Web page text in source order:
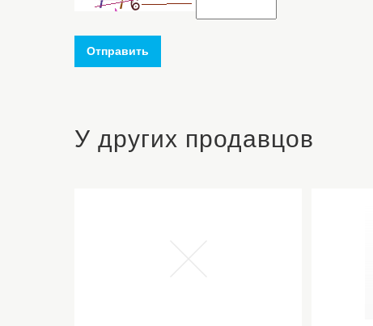
Отправить
У других продавцов